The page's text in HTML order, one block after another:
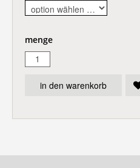
menge
in den warenkorb